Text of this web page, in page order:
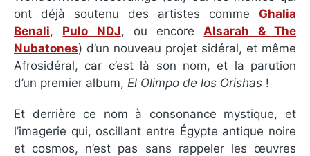
ont déjà soutenu des artistes comme Ghalia
Benali, Pulo NDJ, ou encore Alsarah & The
Nubatones) d’un nouveau projet sidéral, et même
Afrosidéral, car c’est là son nom, et la parution
d’un premier album, El Olimpo de los Orishas !
Et derrière ce nom à consonance mystique, et
l’imagerie qui, oscillant entre Égypte antique noire
et cosmos, n’est pas sans rappeler les œuvres